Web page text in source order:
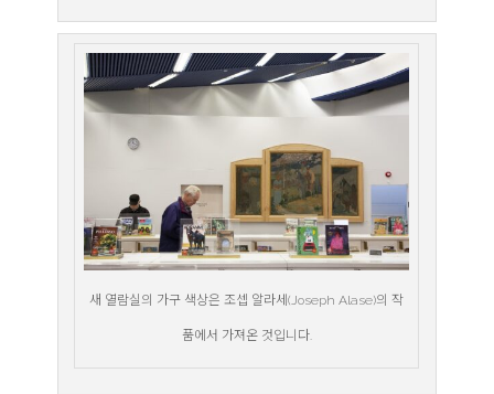
새 열람실의 가구 색상은 조셉 알라세(Joseph Alase)의 작
품에서 가져온 것입니다.